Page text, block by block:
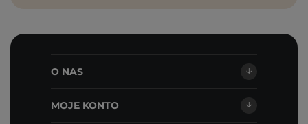
O NAS
MOJE KONTO